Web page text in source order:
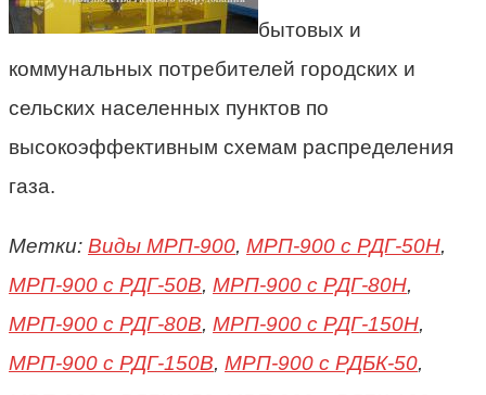
бытовых и
коммунальных потребителей городских и
сельских населенных пунктов по
высокоэффективным схемам распределения
газа.
Метки: Виды МРП-900, МРП-900 с РДГ-50Н,
МРП-900 с РДГ-50В, МРП-900 с РДГ-80Н,
МРП-900 с РДГ-80В, МРП-900 с РДГ-150Н,
МРП-900 с РДГ-150В, МРП-900 с РДБК-50,